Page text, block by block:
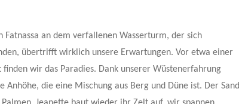
an dem verfallenen Wasserturm, der sich
übertrifft wirklich unsere Erwartungen. Vor etwa einer
wir das Paradies. Dank unserer Wüstenerfahrung
die eine Mischung aus Berg und Düne ist. Der Sand